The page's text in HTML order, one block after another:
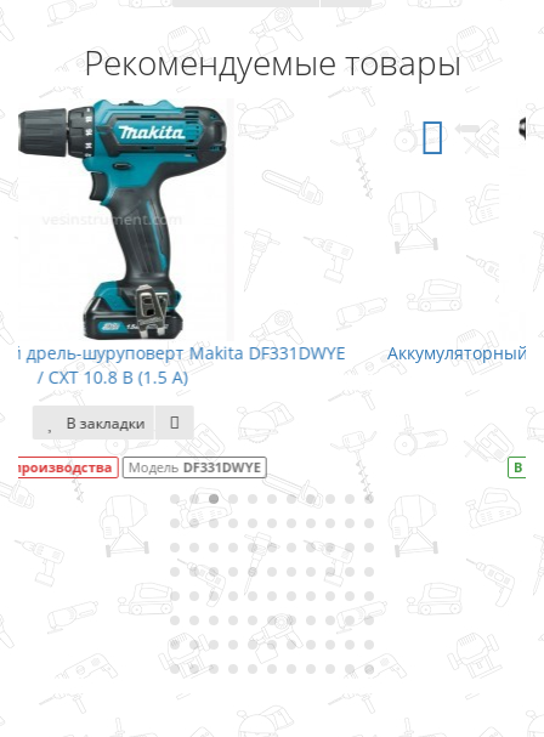
Рекомендуемые товары
Аккумуляторный дрель-шуруповерт Makita
14.4 (1.3)
В закладки
В наличии Модель